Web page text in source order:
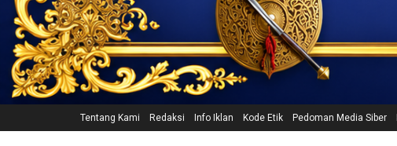
Tentang Kami Redaksi Info Iklan Kode Etik Pedoman Media Siber